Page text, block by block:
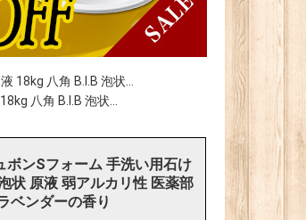
18kg 八角 B.I.B 泡状...
八角 B.I.B 泡状...
ボンSフォーム 手洗い用石け
状 原液 弱アルカリ性 医薬部
ベンダーの香り